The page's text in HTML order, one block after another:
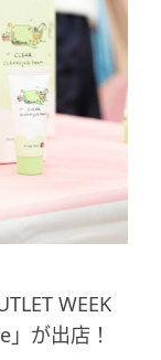
WEEK
が出店！